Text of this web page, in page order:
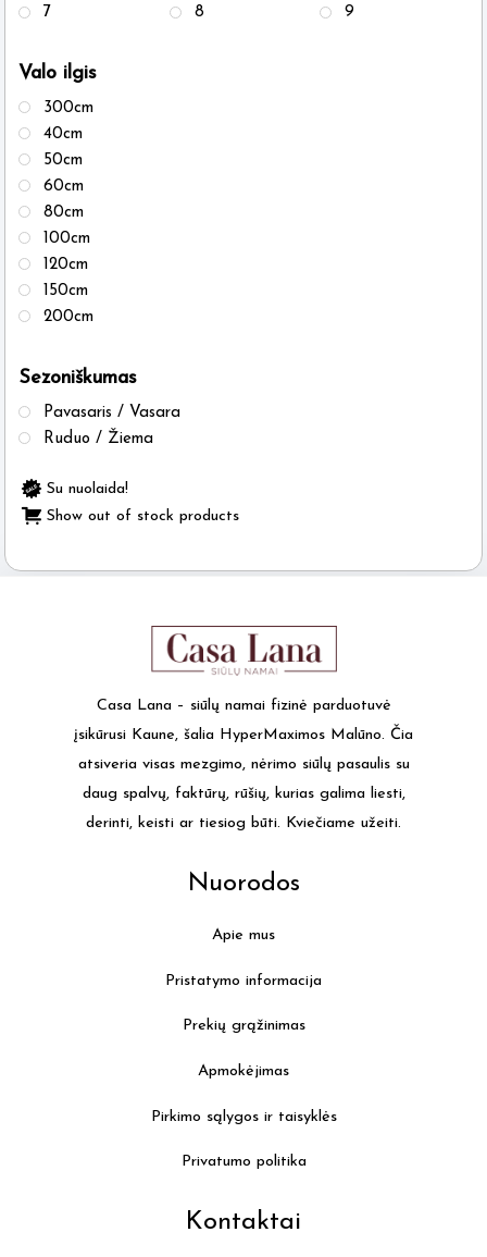
7
8 9
Valo ilgis
300cm
40cm
50cm
60cm
80cm
100cm
120cm
150cm
200cm
Sezoniškumas
Pavasaris / Vasara
Ruduo / Žiema
Su nuolaida!
Show out of stock products
Casa Lana – siūlų namai fizinė parduotuvė
įsikūrusi Kaune, šalia HyperMaximos Malūno. Čia
atsiveria visas mezgimo, nėrimo siūlų pasaulis su
daug spalvų, faktūrų, rūšių, kurias galima liesti,
derinti, keisti ar tiesiog būti. Kviečiame užeiti.
Nuorodos
Apie mus
Pristatymo informacija
Prekių grąžinimas
Apmokėjimas
Pirkimo sąlygos ir taisyklės
Privatumo politika
Kontaktai